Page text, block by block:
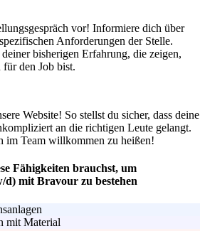
vor! Informiere dich über
Anforderungen der Stelle.
bisherigen Erfahrung, die zeigen,
für den Job bist.
Website! So stellst du sicher, dass deine
an die richtigen Leute gelangt.
im Team willkommen zu heißen!
Fähigkeiten brauchst, um
d) mit Bravour zu bestehen
mit Material